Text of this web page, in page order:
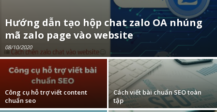
Hướng dẫn tạo hộp chat zalo OA nhúng
mã zalo page vào website
08/10/2020
Công cụ hỗ trợ viết content
chuẩn seo
Cách viết bài chuẩn SEO toàn
tập